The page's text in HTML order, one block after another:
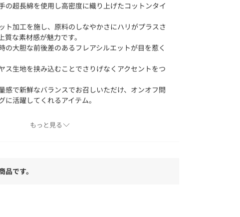
の超長綿を使用し高密度に織り上げたコットンタイ
ト加工を施し、原料のしなやかさにハリがプラスさ
な素材感が魅力です。
の大胆な前後差のあるフレアシルエットが目を惹く
ス生地を挟み込むことでさりげなくアクセントをつ
感で新鮮なバランスでお召しいただけ、オンオフ問
に活躍してくれるアイテム。
または素材アップ画像をご確認ください
もっと見る
です。